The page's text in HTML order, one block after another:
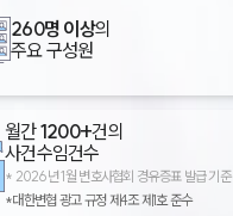
260명 이상의
주요 구성원
월간1200+건의
사건수임건수
* 2026년 1월 변호사협회 경유증표 발급 기준
*대한변협 광고 규정 제4조 제1호 준수